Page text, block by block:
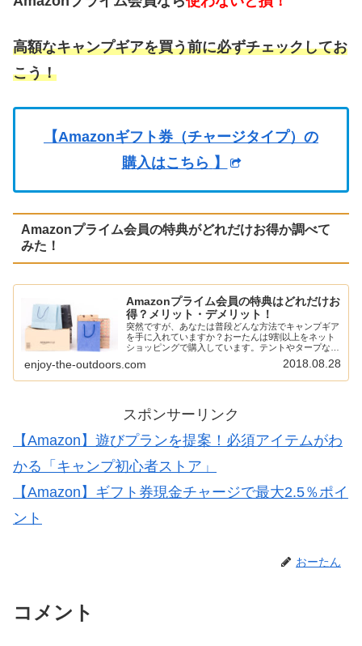
高額なキャンプギアを買う前に必ずチェックしてお
こう！
【Amazonギフト券（チャージタイプ）の
購入はこちら 】
Amazonプライム会員の特典がどれだけお得か調べて
みた！
Amazonプライム会員の特典はどれだけお
得？メリット・デメリット！
突然ですが、あなたは普段どんな方法でキャンプギア
を手に入れていますか？おーたんは9割以上をネット
ショッピングで購入しています。テントやタープなん
かは実店舗に置いてないなんてことも結構あるし、そ
うなるとネットショッピングに頼らざるを得ない。
と…
enjoy-the-outdoors.com 2018.08.28
スポンサーリンク
【Amazon】遊びプランを提案！必須アイテムがわ
かる「キャンプ初心者ストア」
【Amazon】ギフト券現金チャージで最大2.5％ポイ
ント
おーたん
コメント